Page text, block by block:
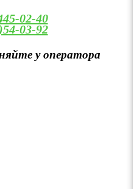
02-40
03-92
у оператора